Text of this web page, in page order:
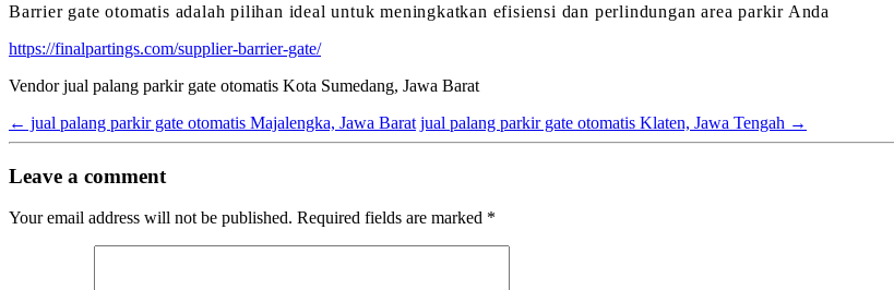
Barrier gate otomatis adalah pilihan ideal untuk meningkatkan efisiensi dan perlindungan area parkir Anda
https://finalpartings.com/supplier-barrier-gate/
Vendor jual palang parkir gate otomatis Kota Sumedang, Jawa Barat
← jual palang parkir gate otomatis Majalengka, Jawa Barat jual palang parkir gate otomatis Klaten, Jawa Tengah →
Leave a comment
Your email address will not be published. Required fields are marked *